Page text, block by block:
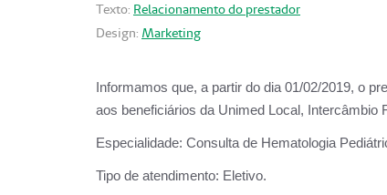
Texto: Relacionamento do prestador
Design: Marketing
Informamos que, a partir do dia 01/02/2019, o
aos beneficiários da Unimed Local, Intercâmbio
Especialidade: Consulta de Hematologia
Tipo de atendimento: Eletivo.